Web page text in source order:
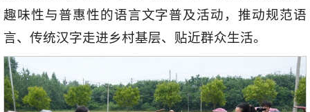
趣味性与普惠性的语言文字普及活动，推动规范语
言、传统汉字走进乡村基层、贴近群众生活。